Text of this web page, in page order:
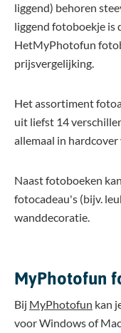
liggend) behoren
liggend fotoboekje is
HetMyPhotofun
prijsvergelijking.
Het assortiment
uit liefst 14
allemaal in hardcover
Naast fotoboeken
fotocadeau's (bijv.
wanddecoratie.
MyPhotofun
Bij MyPhotofun kan
voor Windows of